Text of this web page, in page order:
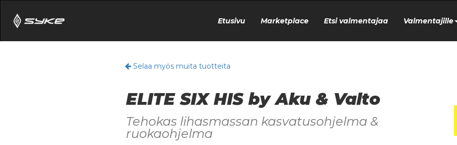
Etusivu Marketplace Etsi valmentajaa Valmentajille
Selaa myös muita tuotteita
ELITE SIX HIS by Aku & Valto
Tehokas lihasmassan kasvatusohjelma &
ruokaohjelma